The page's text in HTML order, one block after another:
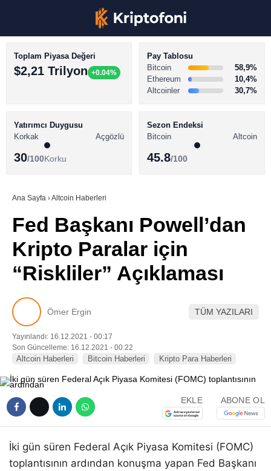
Youtube
TikTok
Telegram
BİTCOİN HABERLERİ
ALTCOİN HABERLERİ
SÖZLÜK
Toplam Piyasa Değeri
$2,21 Trilyon +0.04%
Pay Tablosu
Bitcoin
58,9%
Ethereum
10,4%
Altcoinler
30,7%
Yatırımcı Duygusu
Korkak
Açgözlü
30/100Korku
Sezon Endeksi
Bitcoin
Altcoin
45.8/100
Ana Sayfa ›Altcoin Haberleri
Fed Başkanı Powell’dan
Kripto Paralar için
“Riskliler” Açıklaması
Ömer Ergin TÜM YAZILARI
Yayınlandı: 16.12.2021 - 00:17
Son Güncelleme: 16.12.2021 - 00:22
Altcoin Haberleri Bitcoin Haberleri Kripto Para Haberleri
EKLE ABONE OL
İki gün süren Federal Açık Piyasa Komitesi (FOMC)
toplantısının ardından konuşma yapan Fed Başkanı